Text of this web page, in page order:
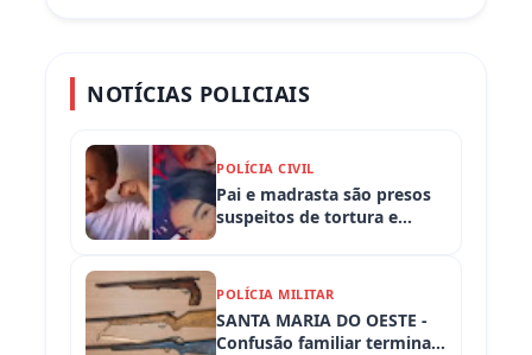
NOTÍCIAS POLICIAIS
POLÍCIA CIVIL
Pai e madrasta são presos
suspeitos de tortura e
POLÍCIA MILITAR
SANTA MARIA DO OESTE -
Confusão familiar termina